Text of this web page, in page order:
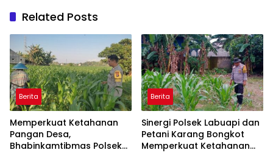
Related Posts
Berita
Memperkuat Ketahanan
Pangan Desa,
Bhabinkamtibmas Polsek
Berita
Sinergi Polsek Labuapi dan
Petani Karang Bongkot
Memperkuat Ketahanan